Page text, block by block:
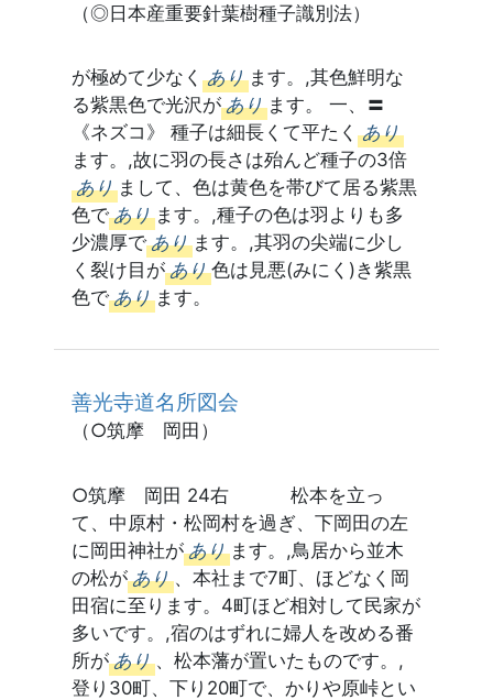
（◎日本産重要針葉樹種子識別法）
が極めて少なく あり ます。,其色鮮明な
る紫黒色で光沢が あり ます。 一、〓
《ネズコ》 種子は細長くて平たく あり
ます。,故に羽の長さは殆んど種子の3倍
あり まして、色は黄色を帯びて居る紫黒
色で あり ます。,種子の色は羽よりも多
少濃厚で あり ます。,其羽の尖端に少し
く裂け目が あり 色は見悪(みにく)き紫黒
色で あり ます。
善光寺道名所図会
（○筑摩 岡田）
○筑摩 岡田 24右 松本を立っ
て、中原村・松岡村を過ぎ、下岡田の左
に岡田神社が あり ます。,鳥居から並木
の松が あり 、本社まで7町、ほどなく岡
田宿に至ります。4町ほど相対して民家が
多いです。,宿のはずれに婦人を改める番
所が あり 、松本藩が置いたものです。,
登り30町、下り20町で、かりや原峠とい